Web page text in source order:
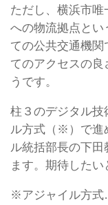
ただし、横浜市
への物流拠点とい
ての公共交通機
てのアクセスの
うです。
柱３のデジタル技
ル方式（※）で進
ル統括部長の下
ます。期待したい
※アジャイル方式